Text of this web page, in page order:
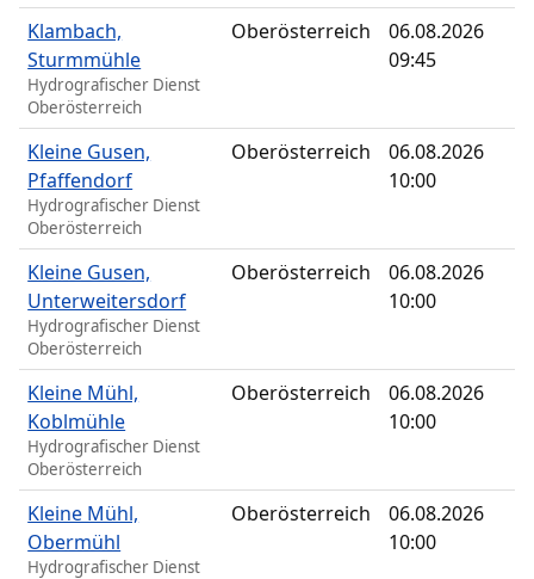
Klambach,
Sturmmühle
Hydrografischer Dienst
Oberösterreich
Oberösterreich
06.08.2026
09:45
Kleine Gusen,
Pfaffendorf
Hydrografischer Dienst
Oberösterreich
Oberösterreich
06.08.2026
10:00
Kleine Gusen,
Unterweitersdorf
Hydrografischer Dienst
Oberösterreich
Oberösterreich
06.08.2026
10:00
Kleine Mühl,
Koblmühle
Hydrografischer Dienst
Oberösterreich
Oberösterreich
06.08.2026
10:00
Kleine Mühl,
Obermühl
Hydrografischer Dienst
Oberösterreich
06.08.2026
10:00